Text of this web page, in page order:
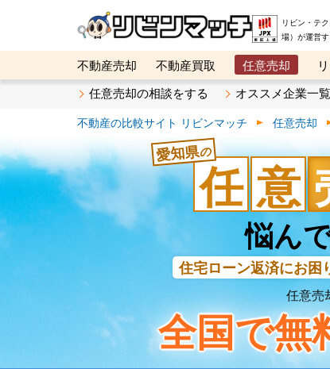
リビン・テ
場）が運営
不動産売却 不動産買取 任意売却
メタ住宅展示場
ベスト不動産カンパニー
任意売却の相談をする オススメ企業一覧
不動産の比較サイト リビンマッチ 任意売却
愛知県の
任 意
悩ん
住宅ローン返済にお困
任意売
全国で無